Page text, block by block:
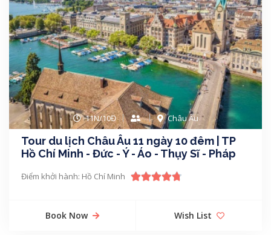
11N/10Đ Châu Âu
Tour du lịch Châu Âu 11 ngày 10 đêm | TP
Hồ Chí Minh - Đức - Ý - Áo - Thụy Sĩ - Pháp
Điểm khởi hành: Hồ Chí Minh
Book Now Wish List